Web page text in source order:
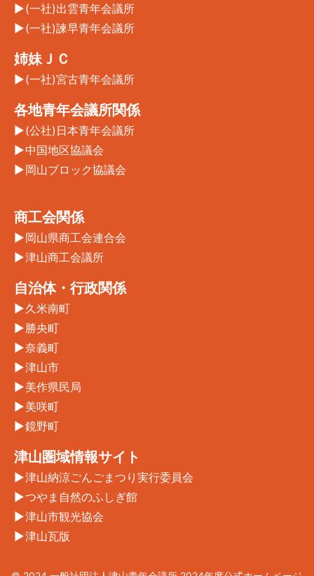
(一社)出雲青年会議所
(一社)諫早青年会議所
姉妹ＪＣ
(一社)宮古青年会議所
各地青年会議所関係
(公社)日本青年会議所
中国地区協議会
岡山ブロック協議会
商工会関係
岡山県商工会連合会
津山商工会議所
自治体・行政関係
久米南町
勝央町
奈義町
津山市
美作県民局
美咲町
鏡野町
津山圏域情報サイト
津山納涼ごんごまつり実行委員会
つやま自然のふしぎ館
津山市観光協会
津山瓦版